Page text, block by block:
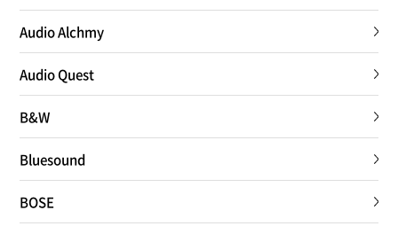
Audio Alchmy
Audio Quest
B&W
Bluesound
BOSE